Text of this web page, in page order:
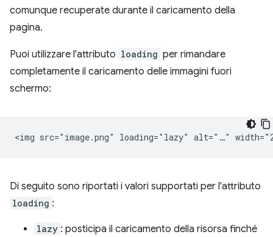
comunque recuperate durante il caricamento della
pagina.
Puoi utilizzare l'attributo loading per rimandare
completamente il caricamento delle immagini fuori
schermo:
Di seguito sono riportati i valori supportati per l'attributo
loading :
lazy : posticipa il caricamento della risorsa finché